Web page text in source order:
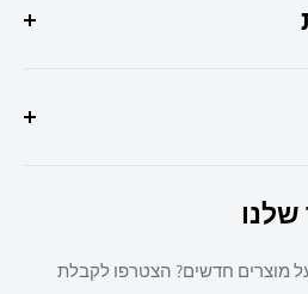
שלנו
מוצרים חדשים? הצטרפו לקבלת